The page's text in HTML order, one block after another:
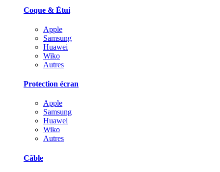
Coque & Étui
Apple
Samsung
Huawei
Wiko
Autres
Protection écran
Apple
Samsung
Huawei
Wiko
Autres
Câble